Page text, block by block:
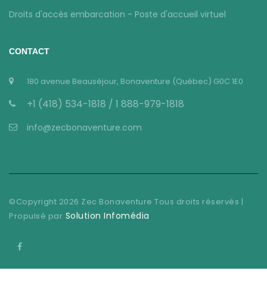
Droits d'accès embarcation - Poste d'accueil virtuel
CONTACT
180 avenue Beauséjour, Bonaventure (Québec) G0C 1E0
+1 (418) 534-1818 / 1 888-979-1818
info@zecbonaventure.com
©Copyright 2026 Zec Bonaventure Tous droits réservés |
Propulsé par Solution Infomédia